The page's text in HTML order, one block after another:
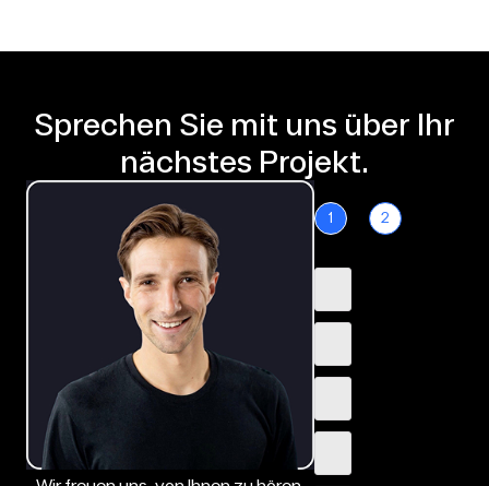
Sprechen Sie mit uns über Ihr
nächstes Projekt.
1 2